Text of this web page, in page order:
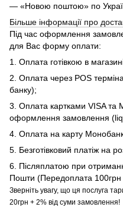
— «Новою поштою» по
Більше інформації про
Під час оформлення
для Вас форму оплати:
1. Оплата готівкою в
2. Оплата через POS
банку);
3. Оплата картками VISA та
оформлення замовлення
4. Оплата на карту
5. Безготівковий платіж на
6. Післяплатою при
Пошти (Передоплата 100грн
Зверніть увагу, що ця послуга
20грн + 2% від суми замовлення!